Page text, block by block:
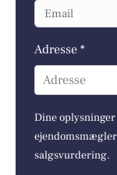
Adresse *
Adresse
Dine
salgsvurdering.